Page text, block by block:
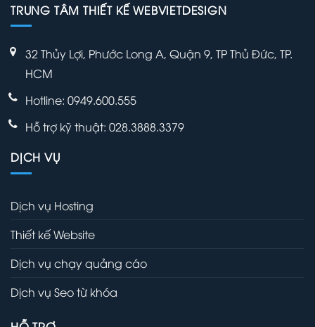
TRUNG TÂM THIẾT KẾ WEBVIETDESIGN
32 Thủy Lợi, Phước Long A, Quận 9, TP Thủ Đức, TP.
HCM
Hotline: 0949.600.555
Hỗ trợ kỹ thuật: 028.3888.3379
DỊCH VỤ
Dịch vụ Hosting
Thiết kế Website
Dịch vụ chạy quảng cáo
Dịch vụ Seo từ khóa